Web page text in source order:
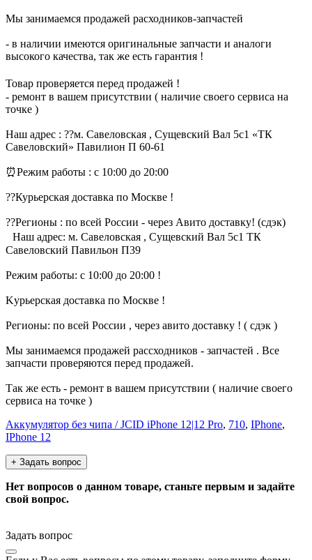
Мы занимаемся продажей расходников-запчастей
- в наличии имеются оригинальные запчасти и аналоги
высокого качества, так же есть гарантия !
Товар проверяется перед продажей !
- ремонт в вашем присутствии ( наличие своего сервиса на
точке )
Наш адрес : ??м. Савеловская , Сущевский Вал 5с1 «ТК
Савеловский» Павилион П 60-61
⏰Режим работы : с 10:00 до 20:00
??Курьерская доставка по Москве !
??Регионы : по всей России - через Авито доставку! (сдэк)
Наш aдрес: м. Caвеловская , Сущeвcкий Вал 5с1 ТК
Савeлoвcкий Павильoн П39
Pежим работы: c 10:00 дo 20:00 !
Kурьерская доставка по Москве !
Регионы: по всей России , через авито доставку ! ( сдэк )
Мы занимаемся продажей рассходников - запчастей . Все
запчасти проверяются перед продажей.
Так же есть - ремонт в вашем присутствии ( наличие своего
сервиса на точке )
Аккумулятор без чипа / JCID iPhone 12|12 Pro, 710, IPhone,
IPhone 12
+ Задать вопрос
Нет вопросов о данном товаре, станьте первым и задайте
свой вопрос.
Задать вопрос